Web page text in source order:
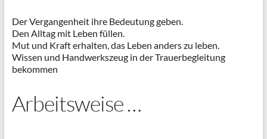
Der Vergangenheit ihre Bedeutung geben.
Den Alltag mit Leben füllen.
Mut und Kraft erhalten, das Leben anders zu leben.
Wissen und Handwerkszeug in der Trauerbegleitung
bekommen
Arbeitsweise …